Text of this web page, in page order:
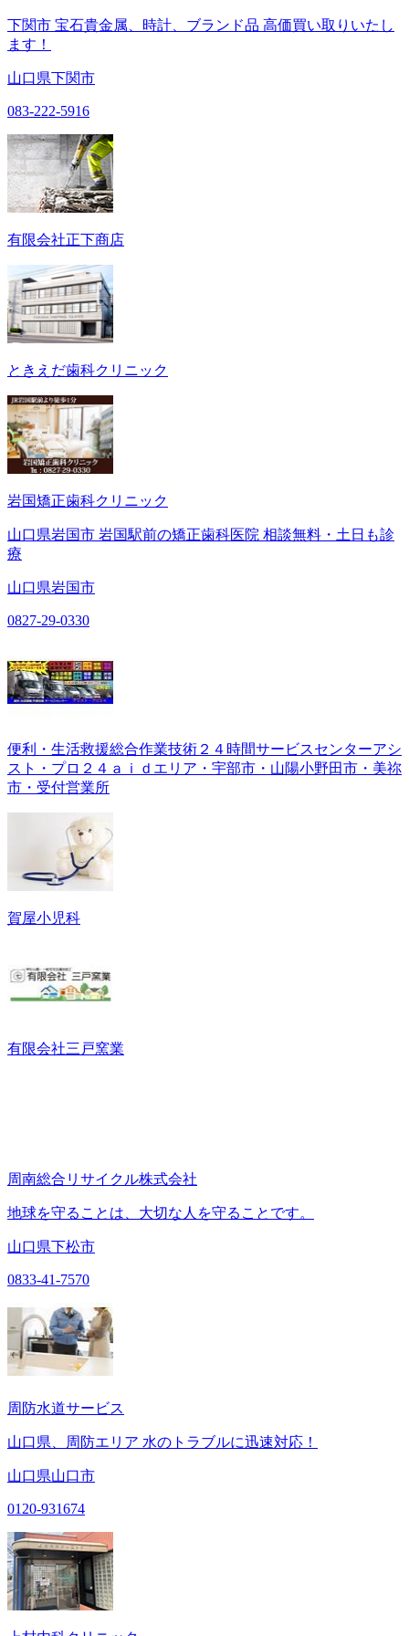
下関市 宝石貴金属、時計、ブランド品 高価買い取りいたし
ます！
山口県下関市
083-222-5916
有限会社正下商店
ときえだ歯科クリニック
岩国矯正歯科クリニック
山口県岩国市 岩国駅前の矯正歯科医院 相談無料・土日も診
療
山口県岩国市
0827-29-0330
便利・生活救援総合作業技術２４時間サービスセンターアシ
スト・プロ２４ａｉｄエリア・宇部市・山陽小野田市・美祢
市・受付営業所
賀屋小児科
有限会社三戸窯業
周南総合リサイクル株式会社
地球を守ることは、大切な人を守ることです。
山口県下松市
0833-41-7570
周防水道サービス
山口県、周防エリア 水のトラブルに迅速対応！
山口県山口市
0120-931674